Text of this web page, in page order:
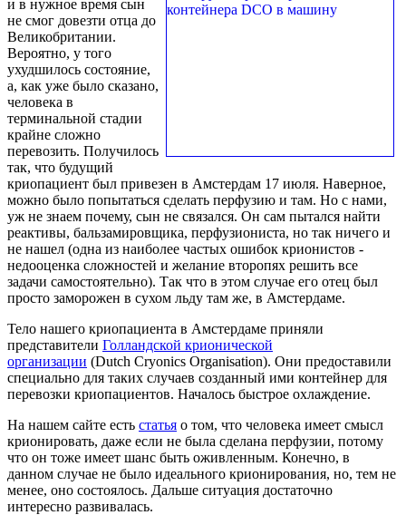
и в нужное время сын
не смог довезти отца до
Великобритании.
Вероятно, у того
ухудшилось состояние,
а, как уже было сказано,
человека в
терминальной стадии
крайне сложно
перевозить. Получилось
так, что будущий
криопациент был привезен в Амстердам 17 июля. Наверное,
можно было попытаться сделать перфузию и там. Но с нами,
уж не знаем почему, сын не связался. Он сам пытался найти
реактивы, бальзамировщика, перфузиониста, но так ничего и
не нашел (одна из наиболее частых ошибок крионистов -
недооценка сложностей и желание второпях решить все
задачи самостоятельно). Так что в этом случае его отец был
просто заморожен в сухом льду там же, в Амстердаме.
Тело нашего криопациента в Амстердаме приняли
представители Голландской крионической
организации (Dutch Cryonics Organisation). Они предоставили
специально для таких случаев созданный ими контейнер для
перевозки криопациентов. Началось быстрое охлаждение.
На нашем сайте есть статья о том, что человека имеет смысл
крионировать, даже если не была сделана перфузии, потому
что он тоже имеет шанс быть оживленным. Конечно, в
данном случае не было идеального крионирования, но, тем не
менее, оно состоялось. Дальше ситуация достаточно
интересно развивалась.